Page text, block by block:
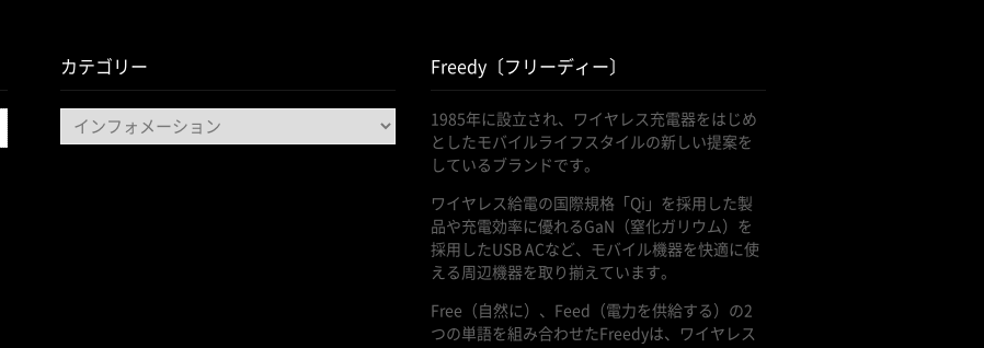
カテゴリー
テ
Freedy〔フリーディー〕
1985年に設立され、ワイヤレス充電器をはじめ
としたモバイルライフスタイルの新しい提案を
しているブランドです。
ワイヤレス給電の国際規格「Qi」を採用した製
品や充電効率に優れるGaN（窒化ガリウム）を
採用したUSB ACなど、モバイル機器を快適に使
える周辺機器を取り揃えています。
Free（自然に）、Feed（電力を供給する）の2
つの単語を組み合わせたFreedyは、ワイヤレス